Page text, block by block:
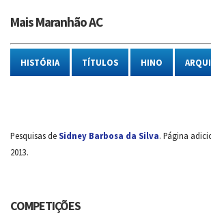
Mais Maranhão AC
HISTÓRIA TÍTULOS HINO
Pesquisas deSidney Barbosa da Silva. Página
2013.
COMPETIÇÕES